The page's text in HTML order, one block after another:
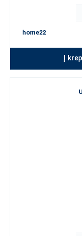
home22
Į